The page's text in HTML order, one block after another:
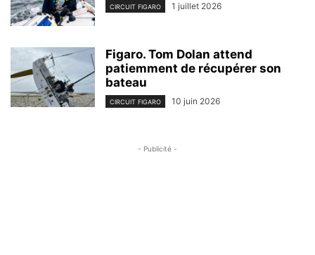
CIRCUIT FIGARO 1 juillet 2026
Figaro. Tom Dolan attend
patiemment de récupérer son
bateau
CIRCUIT FIGARO 10 juin 2026
- Publicité -